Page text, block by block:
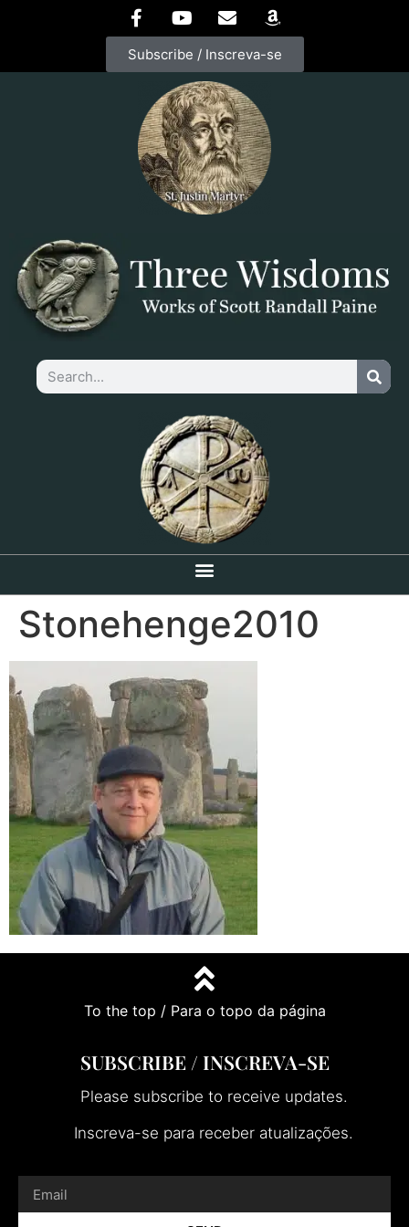
Subscribe / Inscreva-se
Stonehenge2010
To the top / Para o topo da página
SUBSCRIBE / INSCREVA-SE
Please subscribe to receive updates.
Inscreva-se para receber atualizações.